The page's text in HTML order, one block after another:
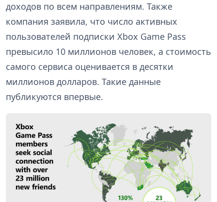
доходов по всем направлениям. Также
компания заявила, что число активных
пользователей подписки Xbox Game Pass
превысило 10 миллионов человек, а стоимость
самого сервиса оценивается в десятки
миллионов долларов. Такие данные
публикуются впервые.